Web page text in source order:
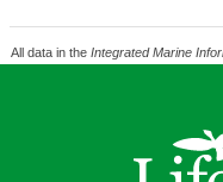
All data in the Integrated Marine